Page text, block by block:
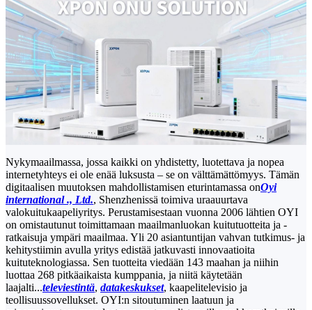
Nykymaailmassa, jossa kaikki on yhdistetty, luotettava ja nopea
internetyhteys ei ole enää luksusta – se on välttämättömyys. Tämän
digitaalisen muutoksen mahdollistamisen eturintamassa onOyi
international ., Ltd., Shenzhenissä toimiva uraauurtava
valokuitukaapeliyritys. Perustamisestaan ​​vuonna 2006 lähtien OYI
on omistautunut toimittamaan maailmanluokan kuitutuotteita ja -
ratkaisuja ympäri maailmaa. Yli 20 asiantuntijan vahvan tutkimus- ja
kehitystiimin avulla yritys edistää jatkuvasti innovaatioita
kuituteknologiassa. Sen tuotteita viedään 143 maahan ja niihin
luottaa 268 pitkäaikaista kumppania, ja niitä käytetään
laajalti...televiestintä, datakeskukset, kaapelitelevisio ja
teollisuussovellukset. OYI:n sitoutuminen laatuun ja